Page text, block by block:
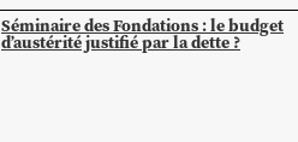
Séminaire des Fondations : le budget
d’austérité justifié par la dette ?